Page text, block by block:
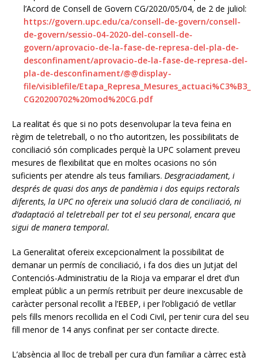
l’Acord de Consell de Govern CG/2020/05/04, de 2 de juliol:
https://govern.upc.edu/ca/consell-de-govern/consell-
de-govern/sessio-04-2020-del-consell-de-
govern/aprovacio-de-la-fase-de-represa-del-pla-de-
desconfinament/aprovacio-de-la-fase-de-represa-del-
pla-de-desconfinament/@@display-
file/visiblefile/Etapa_Represa_Mesures_actuaci%C3%B3_
CG20200702%20mod%20CG.pdf
La realitat és que si no pots desenvolupar la teva feina en
règim de teletreball, o no t’ho autoritzen, les possibilitats de
conciliació són complicades perquè la UPC solament preveu
mesures de flexibilitat que en moltes ocasions no són
suficients per atendre als teus familiars. Desgraciadament, i
després de quasi dos anys de pandèmia i dos equips rectorals
diferents, la UPC no ofereix una solució clara de conciliació, ni
d’adaptació al teletreball per tot el seu personal, encara que
sigui de manera temporal.
La Generalitat ofereix excepcionalment la possibilitat de
demanar un permís de conciliació, i fa dos dies un Jutjat del
Contenciós-Administratiu de la Rioja va emparar el dret d’un
empleat públic a un permís retribuït per deure inexcusable de
caràcter personal recollit a l’EBEP, i per l’obligació de vetllar
pels fills menors recollida en el Codi Civil, per tenir cura del seu
fill menor de 14 anys confinat per ser contacte directe.
L’absència al lloc de treball per cura d’un familiar a càrrec està